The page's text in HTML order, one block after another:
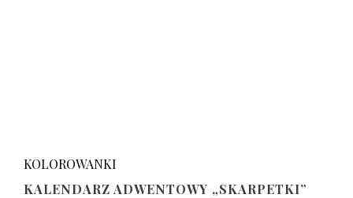
KOLOROWANKI
KALENDARZ ADWENTOWY „SKARPETKI”